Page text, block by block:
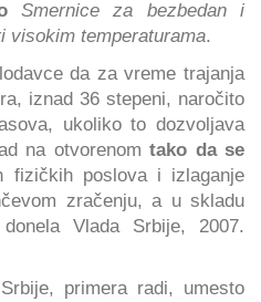
Smernice za bezbedan i
visokim temperaturama.
da za vreme trajanja
iznad 36 stepeni, naročito
ukoliko to dozvoljava
na otvorenom tako da se
fizičkih poslova i izlaganje
zračenju, a u skladu
Vlada Srbije, 2007.
primera radi, umesto